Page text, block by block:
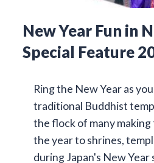
New Year Fun in
Special Feature
Ring the New Year as
traditional Buddhist
the flock of many
the year to shrines,
during Japan's New Year